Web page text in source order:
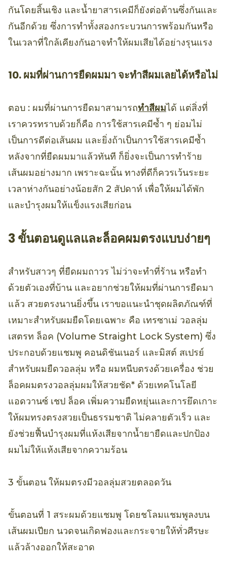
กันโดยสิ้นเชิง และน้ำยาสารเคมีก็ยังต่อต้านซึ่งกันและ
กันอีกด้วย ซึ่งการทำทั้งสองกระบวนการพร้อมกันหรือ
ในเวลาที่ใกล้เคียงกันอาจทำให้ผมเสียได้อย่างรุนแรง
10. ผมที่ผ่านการยืดผมมา จะทำสีผมเลยได้หรือไม่
ตอบ : ผมที่ผ่านการยืดมาสามารถทำสีผมได้ แต่สิ่งที่
เราควรทราบด้วยก็คือ การใช้สารเคมีซ้ำ ๆ ย่อมไม่
เป็นการดีต่อเส้นผม และยิ่งถ้าเป็นการใช้สารเคมีซ้ำ
หลังจากที่ยืดผมมาแล้วทันที ก็ยิ่งจะเป็นการทำร้าย
เส้นผมอย่างมาก เพราะฉะนั้น ทางที่ดีก็ควรเว้นระยะ
เวลาห่างกันอย่างน้อยสัก 2 สัปดาห์ เพื่อให้ผมได้พัก
และบำรุงผมให้แข็งแรงเสียก่อน
3 ขั้นตอนดูแลและล็อคผมตรงแบบง่ายๆ
สำหรับสาวๆ ที่ยืดผมถาวร ไม่ว่าจะทำที่ร้าน หรือทำ
ด้วยตัวเองที่บ้าน และอยากช่วยให้ผมที่ผ่านการยืดมา
แล้ว สวยตรงนานยิ่งขึ้น เราขอแนะนำชุดผลิตภัณฑ์ที่
เหมาะสำหรับผมยืดโดยเฉพาะ คือ เทรซาเม่ วอลลุ่ม
เสตรท ล็อค (Volume Straight Lock System) ซึ่ง
ประกอบด้วยแชมพู คอนดิชันเนอร์ และมิสต์ สเปรย์
สำหรับผมยืดวอลลุ่ม หรือ ผมหนีบตรงด้วยเครื่อง ช่วย
ล็อคผมตรงวอลลุ่มผมให้สวยชัด* ด้วยเทคโนโลยี
แอดวานซ์ เชป ล็อค เพิ่มความยืดหยุ่นและการยึดเกาะ
ให้ผมทรงตรงสวยเป็นธรรมชาติ ไม่คลายตัวเร็ว และ
ยังช่วยฟื้นบำรุงผมที่แห้งเสียจากน้ำยายืดและปกป้อง
ผมไม่ให้แห้งเสียจากความร้อน
3 ขั้นตอน ให้ผมตรงมีวอลลุ่มสวยตลอดวัน
ขั้นตอนที่ 1 สระผมด้วยแชมพู โดยชโลมแชมพูลงบน
เส้นผมเปียก นวดจนเกิดฟองและกระจายให้ทั่วศีรษะ
แล้วล้างออกให้สะอาด